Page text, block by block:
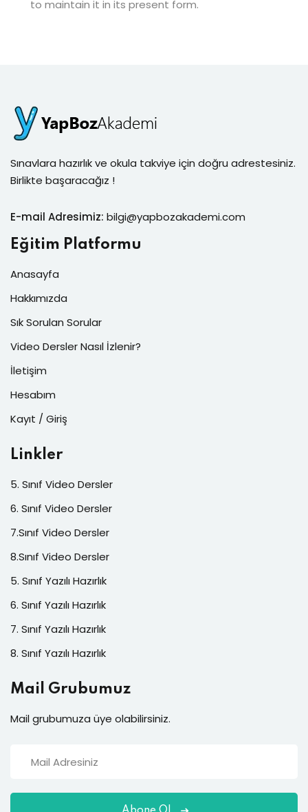
to maintain it in its present form.
Sınavlara hazırlık ve okula takviye için doğru adrestesiniz.
Birlikte başaracağız !
E-mail Adresimiz: bilgi@yapbozakademi.com
Eğitim Platformu
Anasayfa
Hakkımızda
Sık Sorulan Sorular
Video Dersler Nasıl İzlenir?
İletişim
Hesabım
Kayıt / Giriş
Linkler
5. Sınıf Video Dersler
6. Sınıf Video Dersler
7.Sınıf Video Dersler
8.Sınıf Video Dersler
5. Sınıf Yazılı Hazırlık
6. Sınıf Yazılı Hazırlık
7. Sınıf Yazılı Hazırlık
8. Sınıf Yazılı Hazırlık
Mail Grubumuz
Mail grubumuza üye olabilirsiniz.